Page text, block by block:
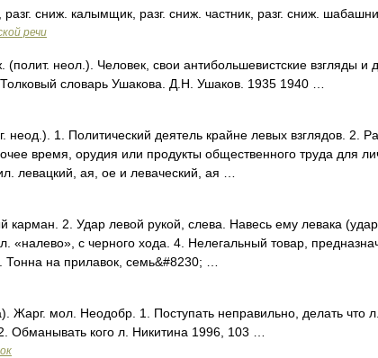
сниж. калымщик, разг. сниж. частник, разг. сниж.
речи
неол.). Человек, свои антибольшевистские взгляды и
словарь Ушакова. Д.Н. Ушаков. 1935 1940 …
1. Политический деятель крайне левых взглядов. 2.
время, орудия или продукты общественного труда для
левацкий, ая, ое и леваческий, ая …
2. Удар левой рукой, слева. Навесь ему левака
«налево», с черного хода. 4. Нелегальный товар,
на прилавок, семь&#8230; …
Жарг. мол. Неодобр. 1. Поступать неправильно, делать что
Обманывать кого л. Никитина 1996, 103 …